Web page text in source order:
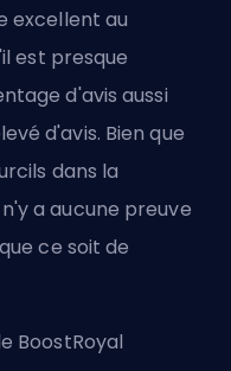
excellent au
est presque
d'avis aussi
d'avis. Bien que
dans la
a aucune preuve
ce soit de
BoostRoyal